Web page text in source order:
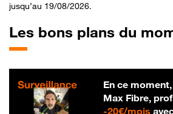
jusqu’au 19/08/2026.
Les bons plans du
En ce
Max Fibre,
-20€/mois20 €